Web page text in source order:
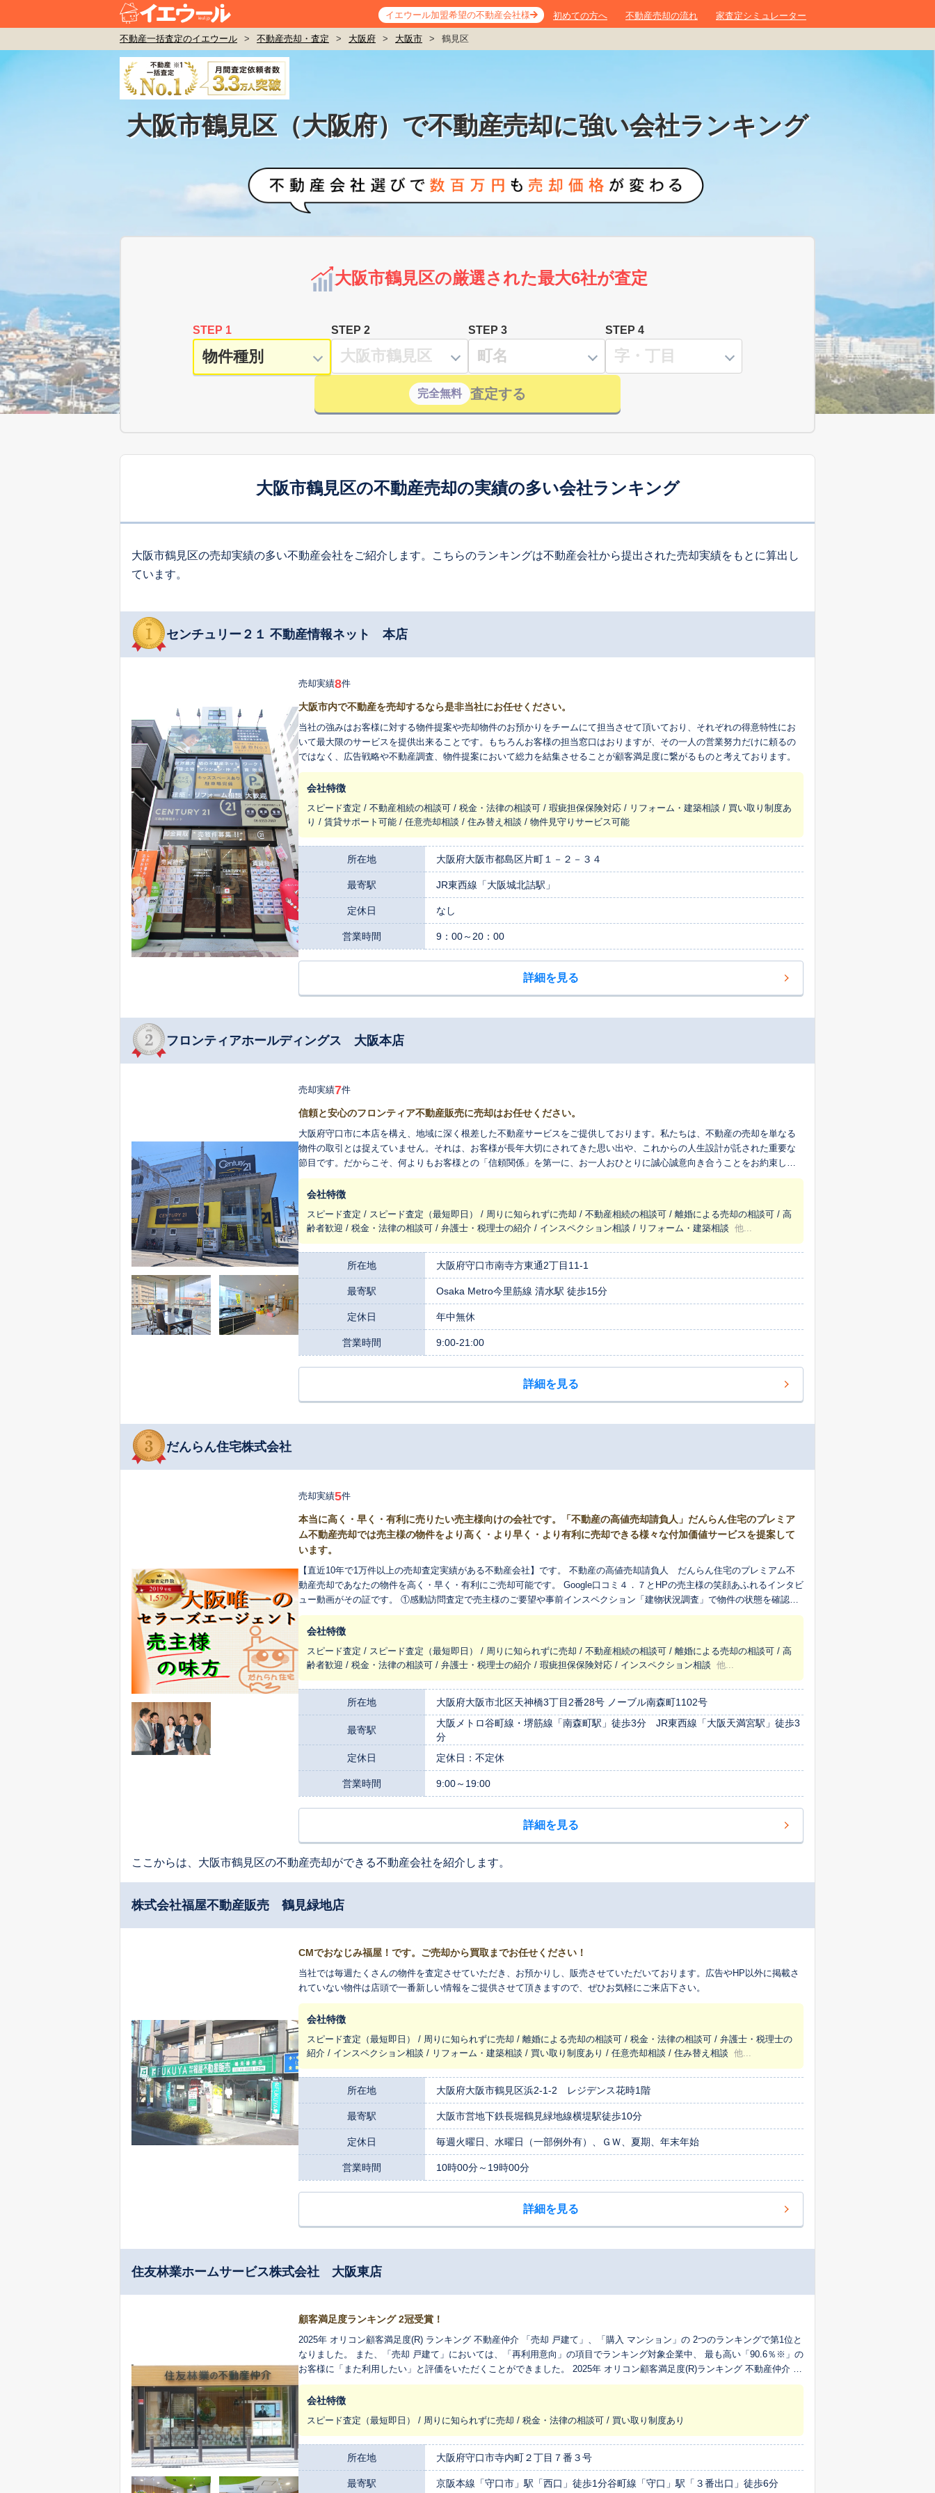
イエウール加盟希望の不動産会社様 初めての方へ 不動産売却の流れ 家査定シミュレーター
不動産一括査定のイエウール > 不動産売却・査定 > 大阪府 > 大阪市 > 鶴見区
大阪市鶴見区（大阪府）で不動産売却に強い会社ランキング
大阪市鶴見区の厳選された最大6社が査定
STEP 1 STEP 2 STEP 3 STEP 4
完全無料 査定する
大阪市鶴見区の不動産売却の実績の多い会社ランキング
大阪市鶴見区の売却実績の多い不動産会社をご紹介します。こちらのランキングは不動産会社から提出された売却実績をもとに算出し
ています。
センチュリー２１ 不動産情報ネット 本店
売却実績8件
大阪市内で不動産を売却するなら是非当社にお任せください。
当社の強みはお客様に対する物件提案や売却物件のお預かりをチームにて担当させて頂いており、それぞれの得意特性にお
いて最大限のサービスを提供出来ることです。もちろんお客様の担当窓口はおりますが、その一人の営業努力だけに頼るの
ではなく、広告戦略や不動産調査、物件提案において総力を結集させることが顧客満足度に繋がるものと考えております。
会社特徴
スピード査定 / 不動産相続の相談可 / 税金・法律の相談可 / 瑕疵担保保険対応 / リフォーム・建築相談 / 買い取り制度あ
り / 賃貸サポート可能 / 任意売却相談 / 住み替え相談 / 物件見守りサービス可能
所在地 大阪府大阪市都島区片町１－２－３４
最寄駅 JR東西線「大阪城北詰駅」
定休日 なし
営業時間 9：00～20：00
詳細を見る
フロンティアホールディングス 大阪本店
売却実績7件
信頼と安心のフロンティア不動産販売に売却はお任せください。
大阪府守口市に本店を構え、地域に深く根差した不動産サービスをご提供しております。私たちは、不動産の売却を単なる
物件の取引とは捉えていません。それは、お客様が長年大切にされてきた思い出や、これからの人生設計が託された重要な
節目です。だからこそ、何よりもお客様との「信頼関係」を第一に、お一人おひとりに誠心誠意向き合うことをお約束しま
す。 私たちの強みは、守口市を中心とした地域への深い知見です。地域に精通した専門スタッフが、長年の経験で培った相
場観や最新の市場動向を丁寧に分析。お客様の大切な資産の価値をしっかりと見極め、ご満足いただける査定を目指してご
す。 私たちが目指すのは、お客様にとって身近で頼れる不動産の専門家であることです。専門的な内容も分かりやすい言葉
で丁寧にご説明し、お客様が抱える不安や疑問に一つひとつお答えします。当社をご利用いただいたお客様からいただく
「丁寧な対応で安心できた」「相談しやすい雰囲気で、何でも話せた」といったお声が、私たちの何よりの励みです。 お忙
しいお客様にも安心してご相談いただけるよう、営業体制を整えています。当店は朝9時から夜21時まで営業しており、定休
日は設けておりません。お仕事帰りやご家族が揃う週末など、お客様のご都合の良い時間にじっくりとお話をお伺いするこ
とが可能です。お客様の大切な時間を無駄にせぬよう、迅速な対応を心がけ、ご事情に合わせた売却スケジュールをご提案
活かし、お客様にとってより良い解決策を一緒に見つけ出してまいります。査定やご相談は無料です。まずはお気軽にご相
談ください。
会社特徴
スピード査定 / スピード査定（最短即日） / 周りに知られずに売却 / 不動産相続の相談可 / 離婚による売却の相談可 / 高
齢者歓迎 / 税金・法律の相談可 / 弁護士・税理士の紹介 / インスペクション相談 / リフォーム・建築相談 他...
所在地 大阪府守口市南寺方東通2丁目11-1
最寄駅 Osaka Metro今里筋線 清水駅 徒歩15分
定休日 年中無休
営業時間 9:00-21:00
詳細を見る
だんらん住宅株式会社
売却実績5件
本当に高く・早く・有利に売りたい売主様向けの会社です。「不動産の高値売却請負人」だんらん住宅のプレミア
ム不動産売却では売主様の物件をより高く・より早く・より有利に売却できる様々な付加価値サービスを提案して
います。
【直近10年で1万件以上の売却査定実績がある不動産会社】です。 不動産の高値売却請負人 だんらん住宅のプレミアム不
動産売却であなたの物件を高く・早く・有利にご売却可能です。 Google口コミ４．７とHPの売主様の笑顔あふれるインタビ
ュー動画がその証です。 ①感動訪問査定で売主様のご要望や事前インスペクション「建物状況調査」で物件の状態を確認
し、最適なご提案を差し上げます。 ②プレミアム仲介のご提案では「集客力・検査力・提案力」で売主様の物件を高値で売
却するスキームを実行します。 ③プレミアム買取では、だんらん住宅直接買取「仲介手数料0円」と100社超の不動産買取業
区を拠点に、不動産業界で28年以上の歴史を歩んできた、だんらん住宅です。私たちが目指すのは「大阪で、一番のワクワ
ク不動産」です。お客様の大切な不動産売却という大きな決断が、未来への希望に満ちた一歩となるよう、誠心誠意お手伝
いいたします。 過去10年間で1万件を超える売却査定を行ってきた経験は、私たちの大きな財産です。膨大なデータと市場
の動きを分析し、お客様の不動産に合わせた最適な売り方をご提案します。特に大阪市内のマンション売却においては豊富
な実績があり、多くのお客様から喜びの声を頂戴しております。もちろん、戸建てや土地など、あらゆる種類の不動産に対
応可能です。 大阪市北区・中央区・天王寺区・阿倍野区・城東区・鶴見区・浪速区・淀川区・福島区・西区・港区・西淀川
区のマンション・戸建・土地の売却を得意としています。経験15年以上のベテランスタッフも在籍しており、チーム一丸と
なってお客様を支えます。専門用語はできるだけ使わず、一つひとつ分かりやすい言葉でご説明することを心がけておりま
ための具体的な提案力と、お客様に寄り添う真摯な姿勢を実感していただけると考えております。お客様にとって最善の不
会社特徴
スピード査定 / スピード査定（最短即日） / 周りに知られずに売却 / 不動産相続の相談可 / 離婚による売却の相談可 / 高
齢者歓迎 / 税金・法律の相談可 / 弁護士・税理士の紹介 / 瑕疵担保保険対応 / インスペクション相談 他...
所在地 大阪府大阪市北区天神橋3丁目2番28号 ノーブル南森町1102号
最寄駅
大阪メトロ谷町線・堺筋線「南森町駅」徒歩3分 JR東西線「大阪天満宮駅」徒歩3
分
定休日
定休日：不定休
営業時間 9:00～19:00
詳細を見る
ここからは、大阪市鶴見区の不動産売却ができる不動産会社を紹介します。
株式会社福屋不動産販売 鶴見緑地店
CMでおなじみ福屋！です。ご売却から買取までお任せください！
当社では毎週たくさんの物件を査定させていただき、お預かりし、販売させていただいております。広告やHP以外に掲載さ
れていない物件は店頭で一番新しい情報をご提供させて頂きますので、ぜひお気軽にご来店下さい。
会社特徴
スピード査定（最短即日） / 周りに知られずに売却 / 離婚による売却の相談可 / 税金・法律の相談可 / 弁護士・税理士の
紹介 / インスペクション相談 / リフォーム・建築相談 / 買い取り制度あり / 任意売却相談 / 住み替え相談 他...
所在地 大阪府大阪市鶴見区浜2-1-2 レジデンス花時1階
最寄駅 大阪市営地下鉄長堀鶴見緑地線横堤駅徒歩10分
定休日 毎週火曜日、水曜日（一部例外有）、ＧＷ、夏期、年末年始
営業時間 10時00分～19時00分
詳細を見る
住友林業ホームサービス株式会社 大阪東店
顧客満足度ランキング 2冠受賞！
2025年 オリコン顧客満足度(R) ランキング 不動産仲介 「売却 戸建て」、「購入 マンション」の 2つのランキングで第1位と
なりました。 また、「売却 戸建て」においては、「再利用意向」の項目でランキング対象企業中、 最も高い「90.6％※」の
お客様に「また利用したい」と評価をいただくことができました。 2025年 オリコン顧客満足度(R)ランキング 不動産仲介 売
却 戸建て 再利用意向90.6％※ ※当調査における「どの程度その企業のサービスを再利用したいか」について 回答者からの
評価を4 段階にまとめ、その結果から算出した割合です。
会社特徴
スピード査定（最短即日） / 周りに知られずに売却 / 税金・法律の相談可 / 買い取り制度あり
所在地 大阪府守口市寺内町２丁目７番３号
最寄駅 京阪本線「守口市」駅「西口」徒歩1分谷町線「守口」駅「３番出口」徒歩6分